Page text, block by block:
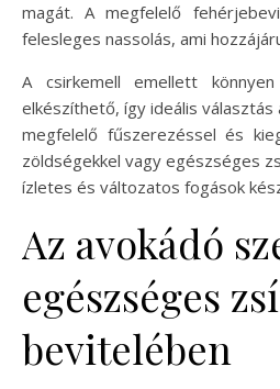
magát. A megfelelő
felesleges nassolás, ami
A csirkemell emellett
elkészíthető, így ideális választás
megfelelő fűszerezéssel és
zöldségekkel vagy egészséges
ízletes és változatos fogások
Az avokádó
egészséges
bevitelében